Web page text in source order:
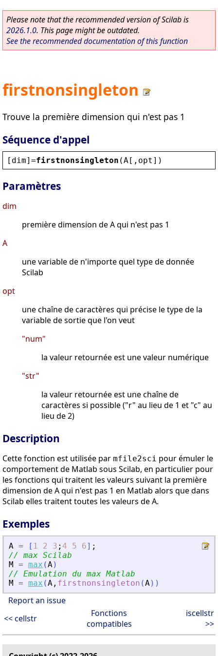
Please note that the recommended version of Scilab is
2026.1.0. This page might be outdated.
See the recommended documentation of this function
firstnonsingleton
Trouve la première dimension qui n'est pas 1
Séquence d'appel
[ dim]=firstnonsingleton (A [, opt ])
Paramètres
dim
première dimension de A qui n'est pas 1
A
une variable de n'importe quel type de donnée
Scilab
opt
une chaîne de caractères qui précise le type de la
variable de sortie que l'on veut
"num"
la valeur retournée est une valeur numérique
"str"
la valeur retournée est une chaîne de
caractères si possible ("r" au lieu de 1 et "c" au
lieu de 2)
Description
Cette fonction est utilisée par mfile2sci pour émuler le
comportement de Matlab sous Scilab, en particulier pour
les fonctions qui traitent les valeurs suivant la première
dimension de A qui n'est pas 1 en Matlab alors que dans
Scilab elles traitent toutes les valeurs de A.
Exemples
A = [ 1 2 3 ; 4 5 6] ;
// max Scilab
M = max (A)
// Emulation du max Matlab
M = max (A , firstnonsingleton (A) )
Report an issue
<< cellstr
Fonctions
compatibles
iscellstr
>>